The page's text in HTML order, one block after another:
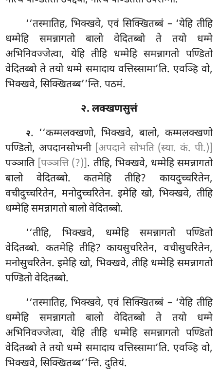
‘‘तस्मातिह, भिक्खवे, एवं सिक्खितब्बं – ‘येहि तीहि
धम्मेहि समन्नागतो बालो वेदितब्बो ते तयो धम्मे
अभिनिवज्जेत्वा, येहि तीहि धम्मेहि समन्नागतो पण्डितो
वेदितब्बो ते तयो धम्मे समादाय वत्तिस्सामा’ति. एवञ्हि वो,
भिक्खवे, सिक्खितब्ब’’न्ति. पठमं.
२. लक्खणसुत्तं
२. ‘‘कम्मलक्खणो, भिक्खवे, बालो, कम्मलक्खणो
पण्डितो, अपदानसोभनी [अपदाने सोभति (स्या. कं. पी.)]
पञ्ञाति [पञ्ञत्ति (?)]. तीहि, भिक्खवे, धम्मेहि समन्नागतो
बालो वेदितब्बो. कतमेहि तीहि? कायदुच्चरितेन,
वचीदुच्चरितेन, मनोदुच्चरितेन. इमेहि खो, भिक्खवे, तीहि
धम्मेहि समन्नागतो बालो वेदितब्बो.
‘‘तीहि, भिक्खवे, धम्मेहि समन्नागतो पण्डितो
वेदितब्बो. कतमेहि तीहि? कायसुचरितेन, वचीसुचरितेन,
मनोसुचरितेन. इमेहि खो, भिक्खवे, तीहि धम्मेहि समन्नागतो
पण्डितो वेदितब्बो.
‘‘तस्मातिह, भिक्खवे, एवं सिक्खितब्बं – ‘येहि तीहि
धम्मेहि समन्नागतो बालो वेदितब्बो ते तयो धम्मे
अभिनिवज्जेत्वा, येहि तीहि धम्मेहि समन्नागतो पण्डितो
वेदितब्बो ते तयो धम्मे समादाय वत्तिस्सामा’ति. एवञ्हि वो,
भिक्खवे, सिक्खितब्ब’’न्ति. दुतियं.